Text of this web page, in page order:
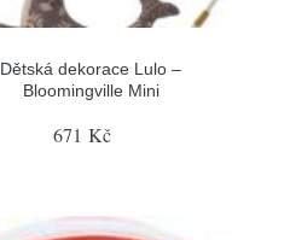
Dětská dekorace Lulo –
Bloomingville Mini
671 Kč